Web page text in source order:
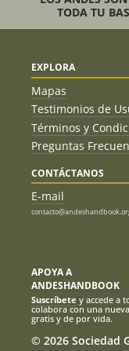
TODA TU
EXPLORA
Mapas
Testimonios de
Términos y
Preguntas
CONTÁCTANOS
E-mail
APOYA A
ANDESHANDBOOK
Suscríbete y accede a
colabora con una
gratis y de por vida.
© 2026 Sociedad